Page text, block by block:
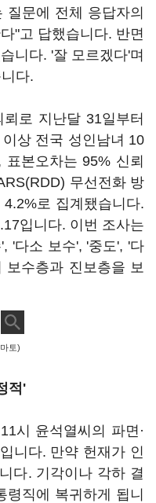
문에 전체 응답자의
"고 답했습니다. 반면
니다. '잘 모르겠다'며
다.
로 지난달 31일부터
상 전국 성인남녀 10
본오차는 95% 신뢰
무선전화 방
로 집계됐습니다.
입니다. 이번 조사는
'다소 보수', '중도', '다
보수층과 진보층을 보
토)
적'
시 윤석열씨의 파면·
니다. 만약 헌재가 인
다. 기각이나 각하 결
직에 복귀하게 됩니